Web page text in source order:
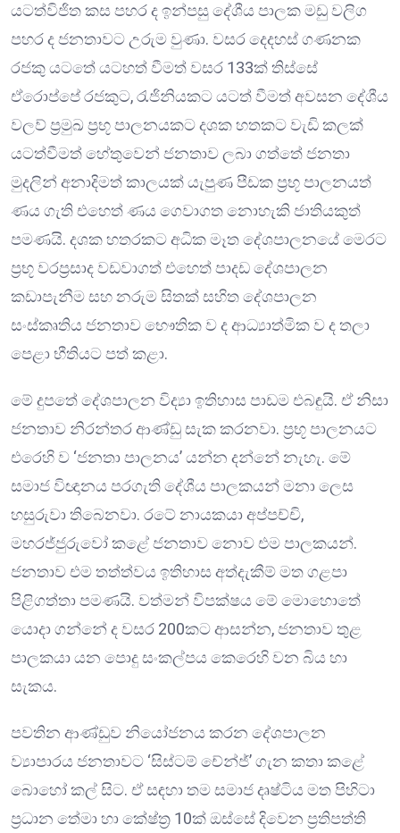
යටත්විජිත කස පහර ද ඉන්පසු දේශීය පාලක මඩු වලිග
පහර ද ජනතාවට උරුම වුණා. වසර දෙදහස් ගණනක
රජකු යටතේ යටහත් වීමත් වසර 133ක් තිස්සේ
ඒරොප්පේ රජකුට, රැජිනියකට යටත් වීමත් අවසන දේශීය
වලව් ප්‍රමුඛ ප්‍රභූ පාලනයකට දශක හතකට වැඩි කලක්
යටත්වීමත් හේතුවෙන් ජනතාව ලබා ගත්තේ ජනතා
මුදලින් අනාදිමත් කාලයක් යැපුණ පීඩක ප්‍රභූ පාලනයත්
ණය ගැති එහෙත් ණය ගෙවාගත නොහැකි ජාතියකුත්
පමණයි. දශක හතරකට අධික මෑත දේශපාලනයේ මෙරට
ප්‍රභූ වරප්‍රසාද වඩවාගත් එහෙත් පාදඩ දේශපාලන
කඩාපැනීම සහ නරුම සිතක් සහිත දේශපාලන
සංස්කෘතිය ජනතාව භෞතික ව ද ආධ්‍යාත්මික ව ද තලා
පෙළා භීතියට පත් කළා.
මේ දුපතේ දේශපාලන විද්‍යා ඉතිහාස පාඩම එබඳුයි. ඒ නිසා
ජනතාව නිරන්තර ආණ්ඩු සැක කරනවා. ප්‍රභූ පාලනයට
එරෙහි ව ‘ජනතා පාලනය’ යන්න දන්නේ නැහැ. මේ
සමාජ විඥානය පරගැති දේශීය පාලකයන් මනා ලෙස
හසුරුවා තිබෙනවා. රටේ නායකයා අප්පච්චි,
මහරජ්ජුරුවෝ කළේ ජනතාව නොව එම පාලකයන්.
ජනතාව එම තත්ත්වය ඉතිහාස අත්දැකීම් මත ගළපා
පිළිගත්තා පමණයි. වත්මන් විපක්ෂය මේ මොහොතේ
යොදා ගන්නේ ද වසර 200කට ආසන්න, ජනතාව තුළ
පාලකයා යන පොදු සංකල්පය කෙරෙහි වන බිය හා
සැකය.
පවතින ආණ්ඩුව නියෝජනය කරන දේශපාලන
ව්‍යාපාරය ජනතාවට ‘සිස්ටම් චේන්ජ්’ ගැන කතා කළේ
බොහෝ කල් සිට. ඒ සඳහා තම සමාජ දෘෂ්ටිය මත පිහිටා
ප්‍රධාන තේමා හා කේෂ්ත්‍ර 10ක් ඔස්සේ දිවෙන ප්‍රතිපත්ති